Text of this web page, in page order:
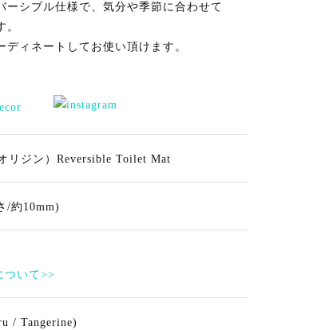
ーシブル仕様で、気分や季節に合わせて
ディネートしてお使い頂けます。
リジン）Reversible Toilet Mat
/約10mm)
ついて>>
/ Tangerine)